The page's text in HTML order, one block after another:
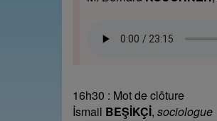
16h30 : Mot de clôture
İsmail BEŞİKÇİ, sociologue